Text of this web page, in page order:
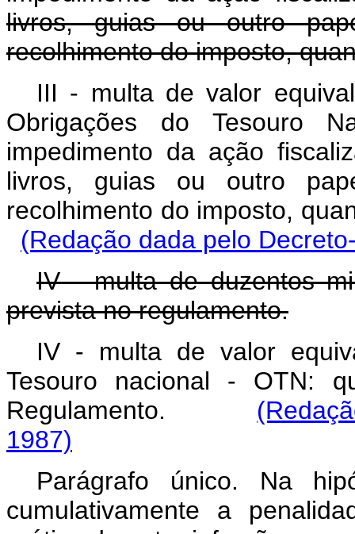
livros, guias ou outro
recolhimento do imposto,
III - multa de valor
Obrigações do Tesouro
impedimento da ação
livros, guias ou outro
recolhimento do imposto,
(Redação dada pelo
IV - multa de duzentos
prevista no regulamento.
IV - multa de valor
Tesouro nacional - OTN:
Regulamento.
1987)
Parágrafo único. Na
cumulativamente a